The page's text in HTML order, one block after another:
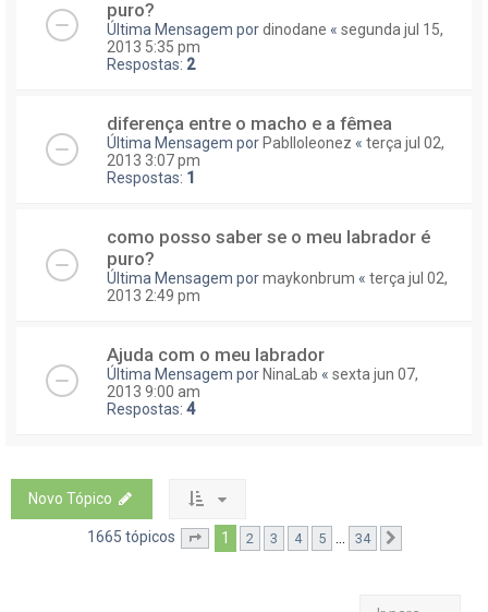
puro?
Última Mensagem pordinodane « segunda jul 15,
2013 5:35 pm
Respostas: 2
diferença entre o macho e a fêmea
Última Mensagem por Pablloleonez « terça jul 02,
2013 3:07 pm
Respostas: 1
como posso saber se o meu labrador é
puro?
Última Mensagem pormaykonbrum « terça jul 02,
2013 2:49 pm
Ajuda com o meu labrador
Última Mensagem por NinaLab « sexta jun 07,
2013 9:00 am
Respostas: 4
Novo Tópico
1665 tópicos Página1 de
1 2 3 4 5 34